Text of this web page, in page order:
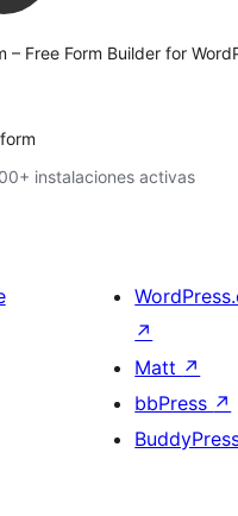
– Free Form Builder for
instalaciones activas
↗
Matt ↗
bbPress ↗